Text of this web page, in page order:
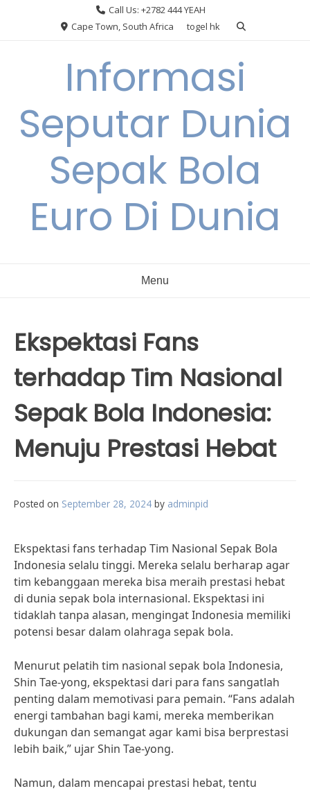
Call Us: +2782 444 YEAH
Cape Town, South Africa
togel hk
Informasi
Seputar Dunia
Sepak Bola
Euro Di Dunia
Menu
Ekspektasi Fans
terhadap Tim Nasional
Sepak Bola Indonesia:
Menuju Prestasi Hebat
Posted on September 28, 2024 by adminpid
Ekspektasi fans terhadap Tim Nasional Sepak Bola
Indonesia selalu tinggi. Mereka selalu berharap agar
tim kebanggaan mereka bisa meraih prestasi hebat
di dunia sepak bola internasional. Ekspektasi ini
tidaklah tanpa alasan, mengingat Indonesia memiliki
potensi besar dalam olahraga sepak bola.
Menurut pelatih tim nasional sepak bola Indonesia,
Shin Tae-yong, ekspektasi dari para fans sangatlah
penting dalam memotivasi para pemain. “Fans adalah
energi tambahan bagi kami, mereka memberikan
dukungan dan semangat agar kami bisa berprestasi
lebih baik,” ujar Shin Tae-yong.
Namun, dalam mencapai prestasi hebat, tentu